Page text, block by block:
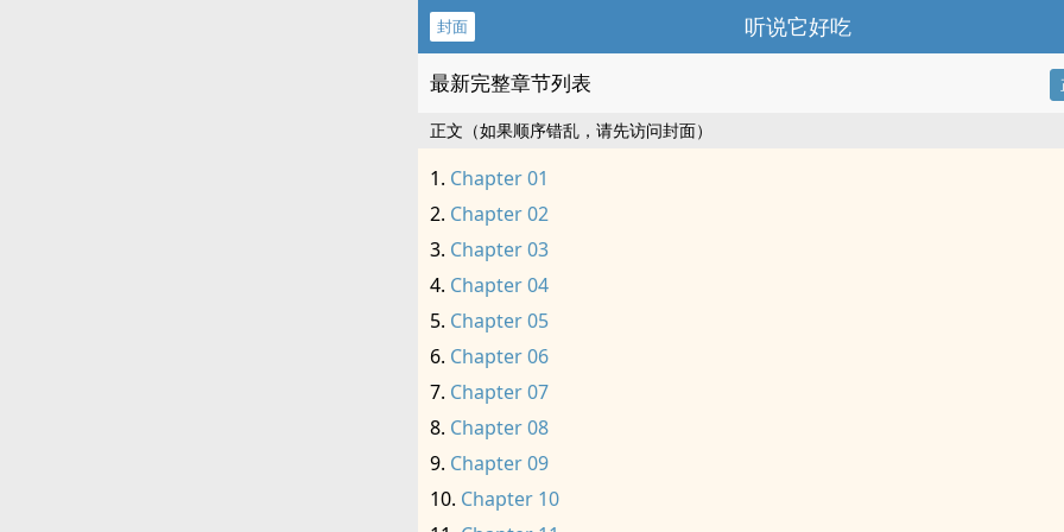
封面 听说它好吃
最新完整章节列表
正文（如果顺序错乱，请先访问封面）
Chapter 01
Chapter 02
Chapter 03
Chapter 04
Chapter 05
Chapter 06
Chapter 07
Chapter 08
Chapter 09
Chapter 10